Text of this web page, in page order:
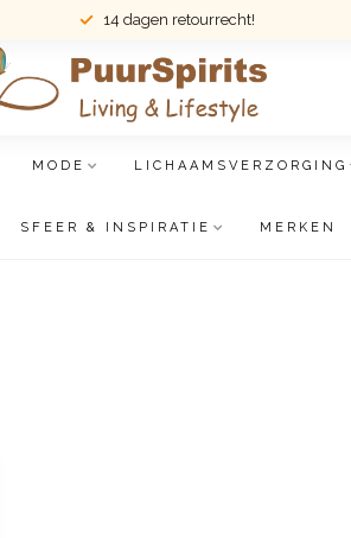
14 dagen retourrecht!
MODE LICHAAMSVERZORGING
SFEER & INSPIRATIE MERKEN